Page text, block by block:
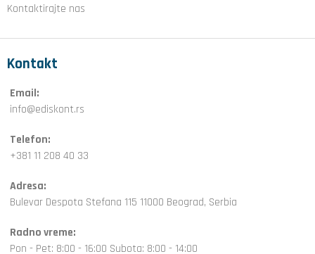
Kontaktirajte nas
Kontakt
Email:
info@ediskont.rs
Telefon:
+381 11 208 40 33
Adresa:
Bulevar Despota Stefana 115 11000 Beograd, Serbia
Radno vreme:
Pon - Pet: 8:00 - 16:00 Subota: 8:00 - 14:00